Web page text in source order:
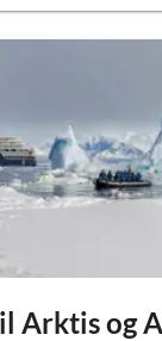
Arktis og